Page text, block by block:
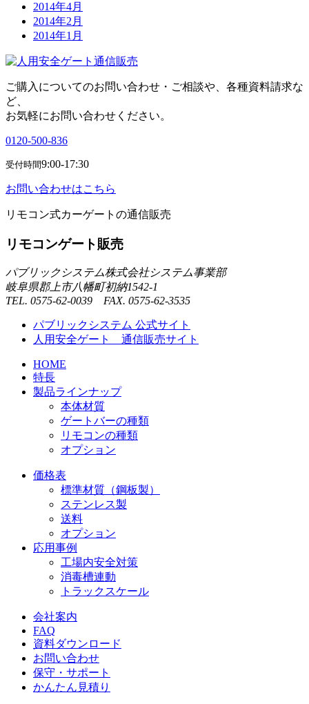
2014年4月
2014年2月
2014年1月
ご購入についてのお問い合わせ・ご相談や、各種資料請求な
ど、
お気軽にお問い合わせください。
0120-500-836
受付時間9:00-17:30
お問い合わせはこちら
リモコン式カーゲートの通信販売
リモコンゲート販売
パブリックシステム株式会社システム事業部
岐阜県郡上市八幡町初納1542-1
TEL. 0575-62-0039 FAX. 0575-62-3535
パブリックシステム 公式サイト
人用安全ゲート 通信販売サイト
HOME
特長
製品ラインナップ
本体材質
ゲートバーの種類
リモコンの種類
オプション
価格表
標準材質（鋼板製）
ステンレス製
送料
オプション
応用事例
工場内安全対策
消毒槽連動
トラックスケール
会社案内
FAQ
資料ダウンロード
お問い合わせ
保守・サポート
かんたん見積り